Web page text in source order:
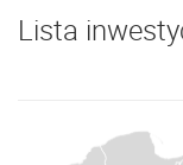
Lista